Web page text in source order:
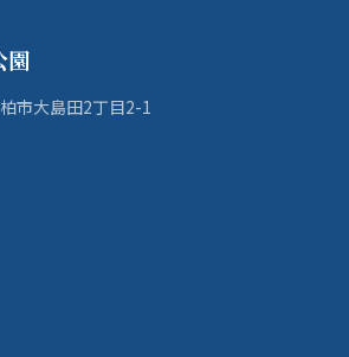
園
市大島田2丁目2-1